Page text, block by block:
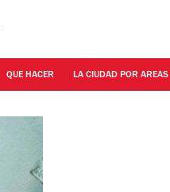
QUE HACER LA CIUDAD POR AREAS